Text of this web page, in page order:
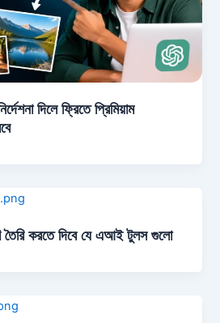
দিলে ফ্রিতে প্রিমিয়াম
তৈরি করতে দিবে যে এআই টুলস গুলো